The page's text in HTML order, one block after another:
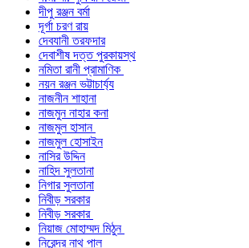
দীপু রঞ্জন বর্মা
দূর্গা চরণ রায়
দেবযানী তরফদার
দেবাশীষ দত্ত পুরকায়স্থ
নমিতা রানী প্রামাণিক
নয়ন রঞ্জন ভট্টাচার্য্য
নাজনীন শাহানা
নাজমুন নাহার কনা
নাজমুল হাসান
নাজমুল হোসাইন
নাসির উদ্দিন
নাহিদ সুলতানা
নিগার সুলতানা
নিবীড় সরকার
নিবীড় সরকার
নিয়াজ মোহাম্মদ মিঠুন
নিরেন্দ্র নাথ পাল